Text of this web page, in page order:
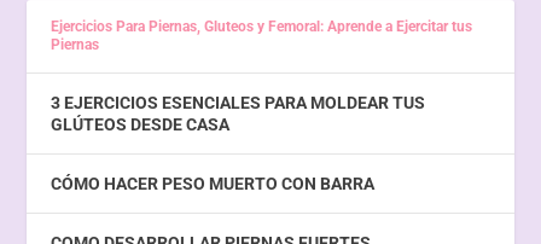
Ejercicios Para Piernas, Gluteos y Femoral: Aprende a Ejercitar tus
Piernas
3 EJERCICIOS ESENCIALES PARA MOLDEAR TUS
GLÚTEOS DESDE CASA
CÓMO HACER PESO MUERTO CON BARRA